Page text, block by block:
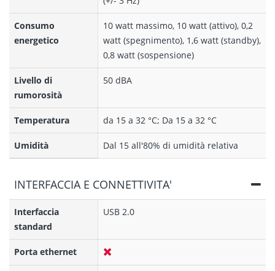
Consumo
energetico
10 watt massimo, 10 watt (attivo), 0,2
watt (spegnimento), 1,6 watt (standby),
0,8 watt (sospensione)
Livello di
rumorosità
50 dBA
Temperatura da 15 a 32 °C; Da 15 a 32 °C
Umidità Dal 15 all'80% di umidità relativa
INTERFACCIA E CONNETTIVITA'
Interfaccia
standard
USB 2.0
Porta ethernet